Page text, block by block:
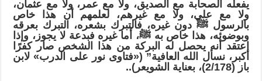
يفعله الصحابة مع الصديق، ولا مع عمر، ولا مع عثمان،
ولا مع علي، ولا مع غيرهم، لعلمهم أن هذا خاص
بالرسول ﷺ دون غيره، فالتبرك بشعره، التبرك بعرقه
وبوضوئه، هذا خاص به ﷺ، أما غيره فبدعة لا يجوز، وإذا
اعتقد أنه يحصل له البركة من هذا الشخص صار كفرًا
أكبر، نسأل الله العافية” («فتاوى نور على الدرب» لابن
باز (2/178)، بعناية الشويعر)..